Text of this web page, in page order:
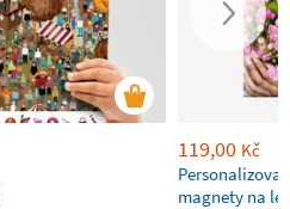
119,00 Kč
magnety na